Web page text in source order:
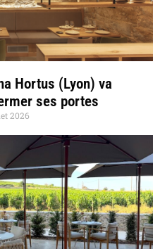
Hortus (Lyon) va
ses portes
2026